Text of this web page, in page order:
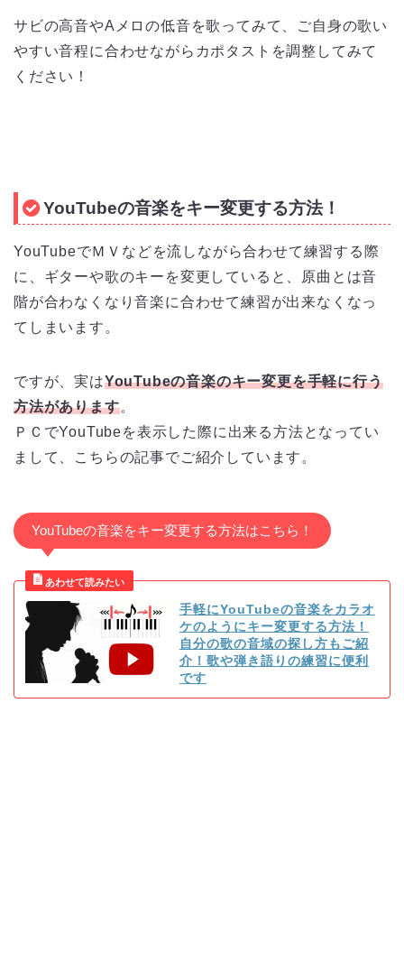
サビの高音やAメロの低音を歌ってみて、ご自身の歌い
やすい音程に合わせながらカポタストを調整してみて
ください！
YouTubeの音楽をキー変更する方法！
YouTubeでＭＶなどを流しながら合わせて練習する際
に、ギターや歌のキーを変更していると、原曲とは音
階が合わなくなり音楽に合わせて練習が出来なくなっ
てしまいます。
ですが、実はYouTubeの音楽のキー変更を手軽に行う
方法があります。
ＰＣでYouTubeを表示した際に出来る方法となってい
まして、こちらの記事でご紹介しています。
YouTubeの音楽をキー変更する方法はこちら！
手軽にYouTubeの音楽をカラオ
ケのようにキー変更する方法！
自分の歌の音域の探し方もご紹
介！歌や弾き語りの練習に便利
です